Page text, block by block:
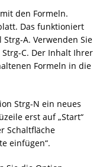
den Formeln.
Das funktioniert
A. Verwenden Sie
C. Der Inhalt Ihrer
Formeln in die
Strg-N ein neues
erst auf „Start“
Schaltfläche
einfügen“.